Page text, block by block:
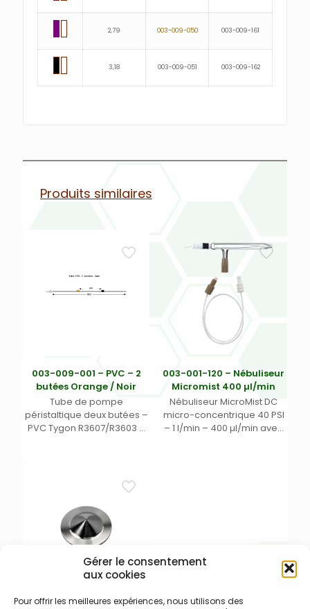
Gérer le consentement
aux cookies
Pour offrir les meilleures expériences, nous utilisons des
2,79 003-009-050 003-009-161
3,18 003-009-051 003-009-162
Produits similaires
003-009-001 – PVC – 2
butées Orange / Noir
Tube de pompe
péristaltique deux butées –
PVC Tygon R3607/R3603 –
003-001-120 – Nébuliseur
Micromist 400 µl/min
Nébuliseur MicroMist DC
micro-concentrique 40 PSI
– 1 l/min – 400 µl/min avec